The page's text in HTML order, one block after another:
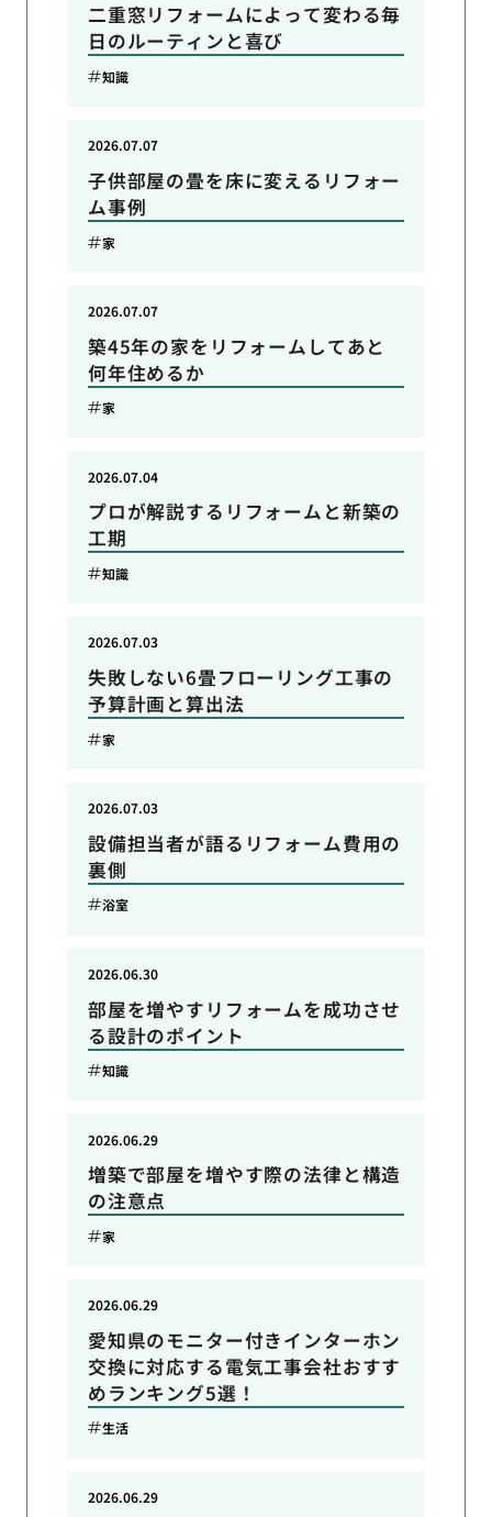
二重窓リフォームによって変わる毎
日のルーティンと喜び
知識
子供部屋の畳を床に変えるリフォー
ム事例
2026.07.07
家
築45年の家をリフォームしてあと
何年住めるか
2026.07.07
家
プロが解説するリフォームと新築の
工期
2026.07.04
知識
失敗しない6畳フローリング工事の
予算計画と算出法
2026.07.03
家
設備担当者が語るリフォーム費用の
裏側
2026.07.03
浴室
部屋を増やすリフォームを成功させ
る設計のポイント
2026.06.30
知識
増築で部屋を増やす際の法律と構造
の注意点
2026.06.29
家
愛知県のモニター付きインターホン
交換に対応する電気工事会社おすす
めランキング5選！
2026.06.29
生活
2026.06.29